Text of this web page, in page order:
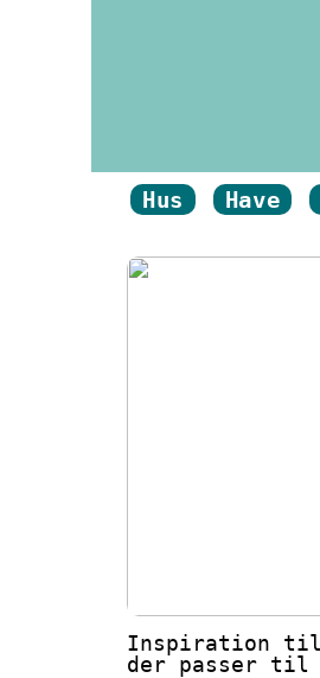
Hus Have
Inspiration til
der passer